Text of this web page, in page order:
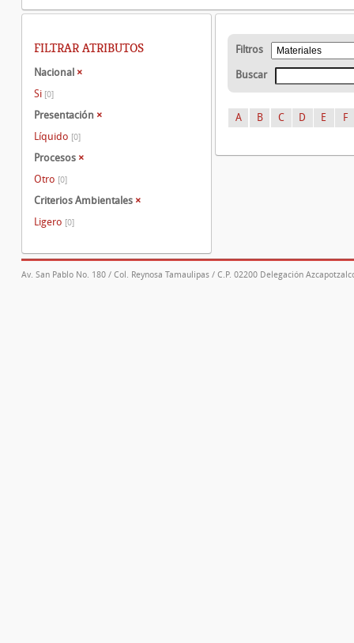
Filtros
Buscar
A B C D E F
FILTRAR ATRIBUTOS
Nacional ×
Si [0]
Presentación ×
Líquido [0]
Procesos ×
Otro [0]
Criterios Ambientales ×
Ligero [0]
Av. San Pablo No. 180 / Col. Reynosa Tamaulipas / C.P. 02200 Delegación